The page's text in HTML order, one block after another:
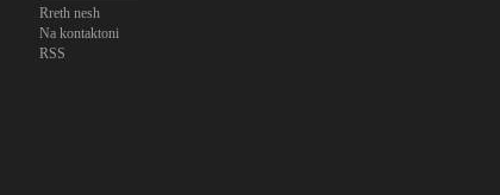
Rreth nesh
Na kontaktoni
RSS